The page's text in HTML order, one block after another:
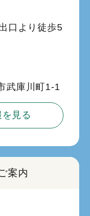
口より徒歩5
武庫川町1-1
見る
案内